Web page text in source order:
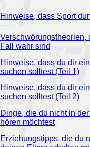
Hinweise, dass Sport
Verschwörungstheorien,
Fall wahr sind
Hinweise, dass du dir
suchen solltest (Teil 1)
Hinweise, dass du dir
suchen solltest (Teil 2)
Dinge, die du nicht in
hören möchtest
Erziehungstipps, die du